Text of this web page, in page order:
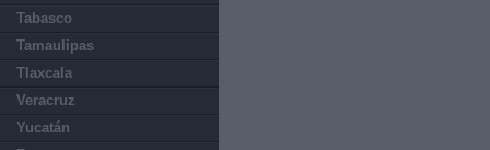
Tabasco
Tamaulipas
Tlaxcala
Veracruz
Yucatán